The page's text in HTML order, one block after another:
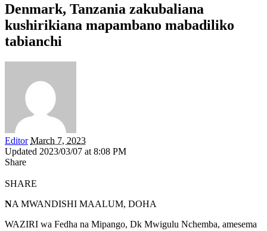
Denmark, Tanzania zakubaliana
kushirikiana mapambano mabadiliko
tabianchi
Editor March 7, 2023
Updated 2023/03/07 at 8:08 PM
Share
SHARE
NA MWANDISHI MAALUM, DOHA
WAZIRI wa Fedha na Mipango, Dk Mwigulu Nchemba, amesema